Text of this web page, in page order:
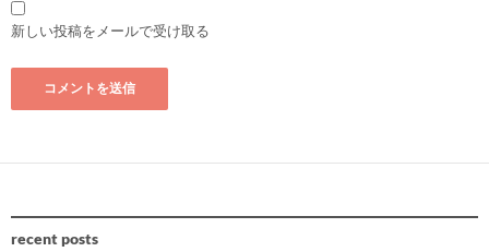
新しい投稿をメールで受け取る
recent posts